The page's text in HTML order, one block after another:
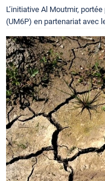
L’initiative Al Moutmir,
(UM6P) en partenariat avec